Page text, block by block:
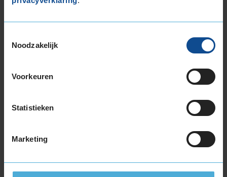
Noodzakelijk
Voorkeuren
Statistieken
Marketing
245/70R16 111T EXTRALOAD
17-inch banden
205/50R17 93H EXTRALOAD
205/55R17 95V EXTRALOAD
215/45R17 91V EXTRALOAD
215/55R17 94V